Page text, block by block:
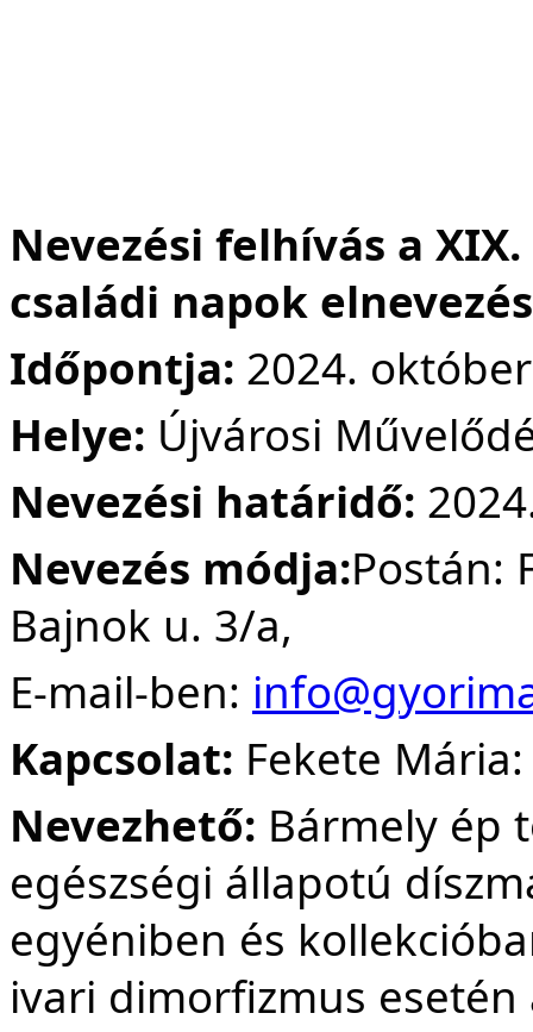
Nevezési felhívás a
családi napok
Időpontja: 2024.
Helye: Újvárosi
Nevezési határidő:
Nevezés módja:Postán:
Bajnok u. 3/a,
E-mail-ben:
Kapcsolat: Fekete
Nevezhető: Bármely ép
egészségi állapotú
egyéniben és
ivari dimorfizmus